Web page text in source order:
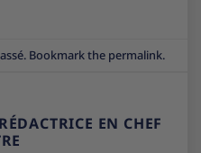
. Bookmark the permalink.
EN CHEF